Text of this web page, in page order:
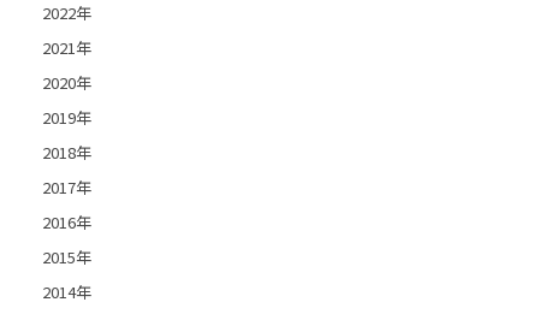
2022年
2021年
2020年
2019年
2018年
2017年
2016年
2015年
2014年